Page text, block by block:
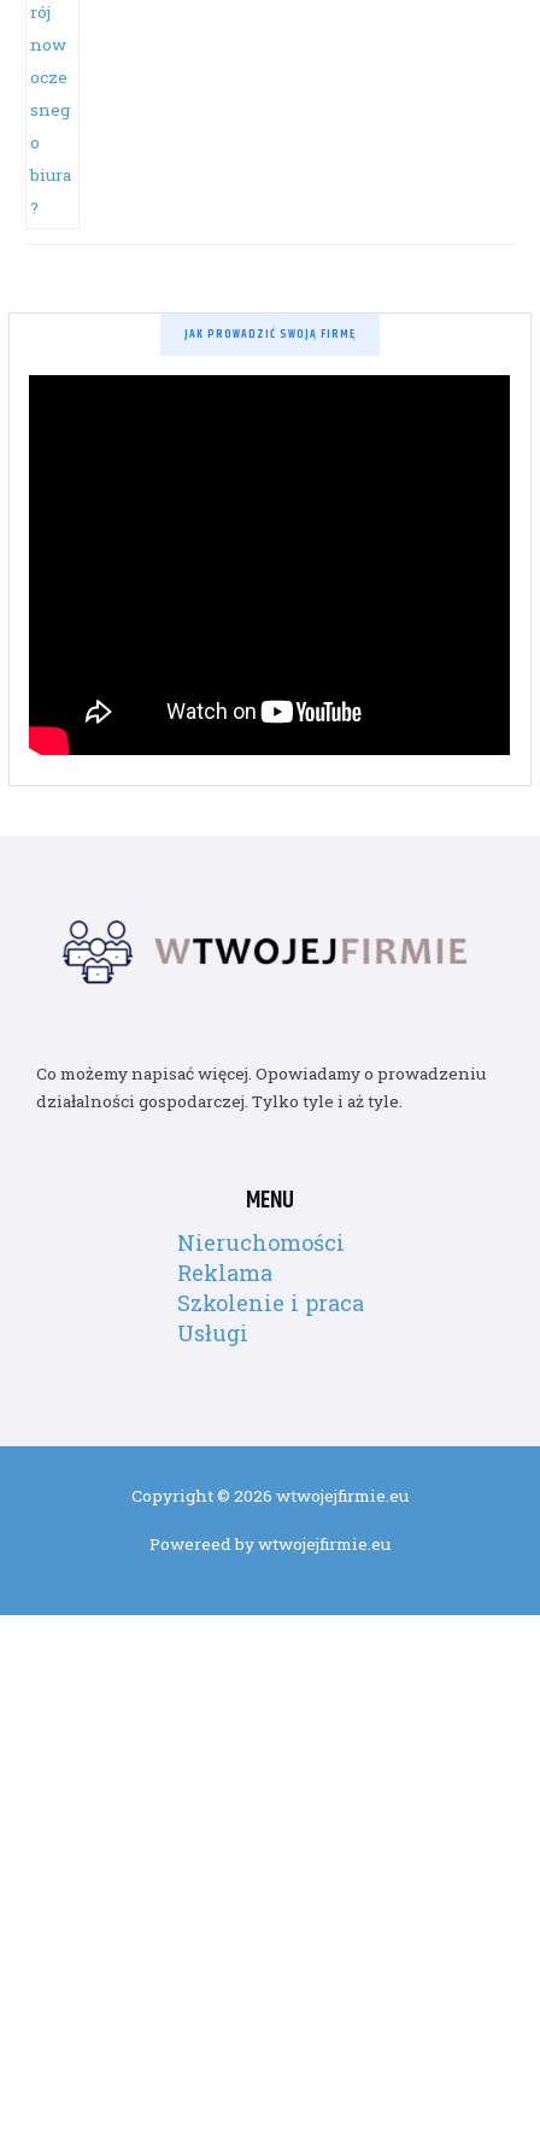
JAK PROWADZIĆ SWOJĄ FIRMĘ
Co możemy napisać więcej. Opowiadamy o prowadzeniu
działalności gospodarczej. Tylko tyle i aż tyle.
MENU
Nieruchomości
Reklama
Szkolenie i praca
Usługi
Copyright © 2026 wtwojejfirmie.eu
Powereed by wtwojejfirmie.eu